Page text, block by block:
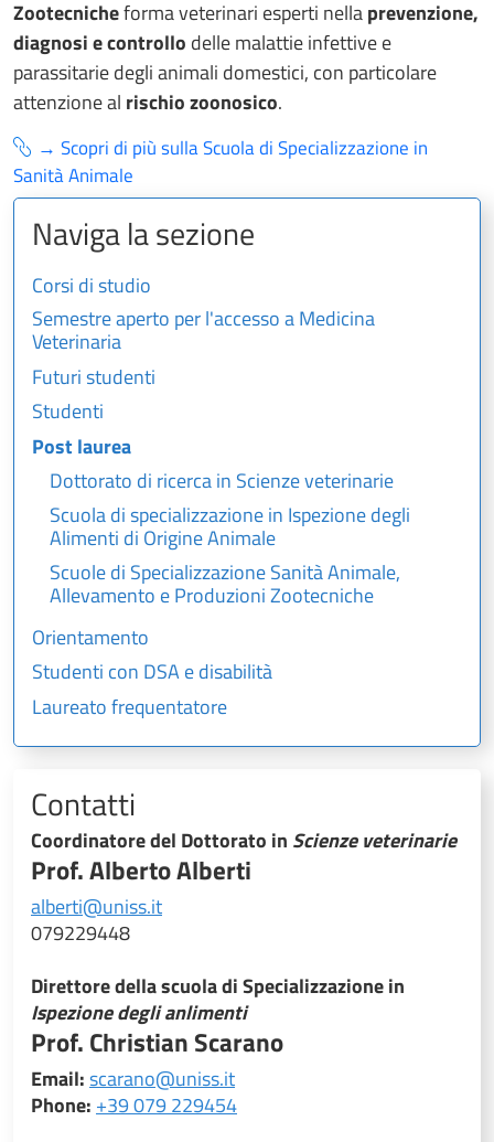
Zootecnicheforma veterinari esperti nellaprevenzione,
diagnosi e controllo delle malattie infettive e
parassitarie degli animali domestici, con particolare
attenzione al rischio zoonosico.
→ Scopri di più sulla Scuola di Specializzazione in
Sanità Animale
Naviga la sezione
Corsi di studio
Semestre aperto per l'accesso a Medicina
Veterinaria
Futuri studenti
Studenti
Post laurea
Dottorato di ricerca in Scienze veterinarie
Scuola di specializzazione in Ispezione degli
Alimenti di Origine Animale
Scuole di Specializzazione Sanità Animale,
Allevamento e Produzioni Zootecniche
Orientamento
Studenti con DSA e disabilità
Laureato frequentatore
Contatti
Coordinatore del Dottorato in Scienze veterinarie
Prof. Alberto Alberti
alberti@uniss.it
079229448
Direttore della scuola di Specializzazione in
Ispezione degli anlimenti
Prof. Christian Scarano
Email:scarano@uniss.it
Phone: +39 079 229454